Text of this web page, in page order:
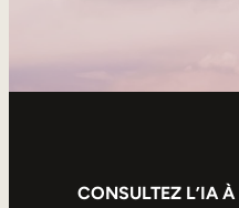
CONSULTEZ L’IA